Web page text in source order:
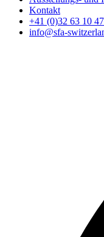
Kontakt
+41 (0)32 63 10
info@sfa-